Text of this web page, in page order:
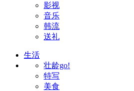
影视
音乐
韩流
送礼
生活
壮龄go!
特写
美食